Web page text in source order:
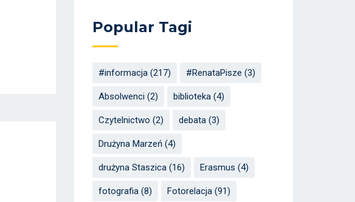
Popular Tagi
#informacja (217) #RenataPisze (3)
Absolwenci (2) biblioteka (4)
Czytelnictwo (2) debata (3)
Drużyna Marzeń (4)
drużyna Staszica (16) Erasmus (4)
fotografia (8) Fotorelacja (91)